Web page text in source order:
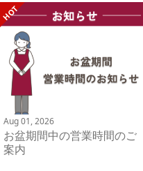
Aug 01, 2026
お盆期間中の営業時間のご
案内